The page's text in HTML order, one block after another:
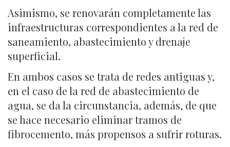
Asimismo, se renovarán completamente las
infraestructuras correspondientes a la red de
saneamiento, abastecimiento y drenaje
superficial.
En ambos casos se trata de redes antiguas y,
en el caso de la red de abastecimiento de
agua, se da la circunstancia, además, de que
se hace necesario eliminar tramos de
fibrocemento, más propensos a sufrir roturas.